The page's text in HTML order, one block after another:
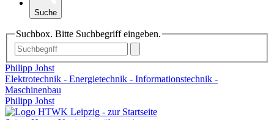
Suche
Suchbox. Bitte Suchbegriff eingeben.
Philipp Johst
Elektrotechnik - Energietechnik - Informationstechnik -
Maschinenbau
Philipp Johst